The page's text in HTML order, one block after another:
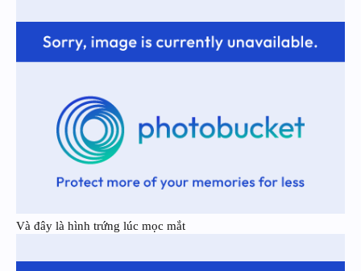
Và đây là hình trứng lúc mọc mắt